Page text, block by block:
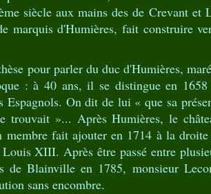
siècle aux mains des de Crevant et
marquis d'Humières, fait construire
pour parler du duc d'Humières,
: à 40 ans, il se distingue en
Espagnols. On dit de lui « que sa
trouvait »... Après Humières, le
membre fait ajouter en 1714 à la
XIII. Après être passé entre
de Blainville en 1785, monsieur
sans encombre.